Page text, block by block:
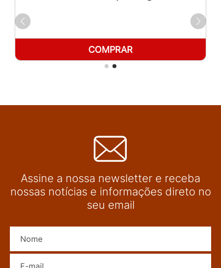
COMPRAR
Assine a nossa newsletter e receba
nossas notícias e informações direto no
seu email